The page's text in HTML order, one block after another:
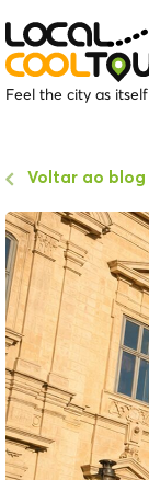
Feel the city as itself
Voltar ao blog